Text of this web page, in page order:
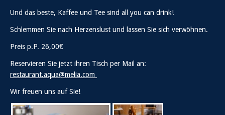
Und das beste, Kaffee und Tee sind all you can drink!
Schlemmen Sie nach Herzenslust und lassen Sie sich verwöhnen.
Preis p.P. 26,00€
Reservieren Sie jetzt ihren Tisch per Mail an:
restaurant.aqua@melia.com
Wir freuen uns auf Sie!